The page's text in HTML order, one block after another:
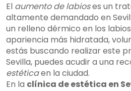
El aumento de labioses un
altamente demandado en
un relleno dérmico en los
apariencia más hidratada,
estás buscando realizar este
Sevilla, puedes acudir a una
estéticaen la ciudad.
En la clínica de estética en